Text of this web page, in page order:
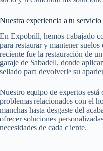
Nuestra experiencia a tu servicio
En Expobrill, hemos trabajado
para restaurar y mantener
reciente fue la restauración de
garaje de Sabadell, donde
sellado para devolverle su
Nuestro equipo de expertos
problemas relacionados con el
manchas hasta desgaste del
ofrecer soluciones
necesidades de cada cliente.